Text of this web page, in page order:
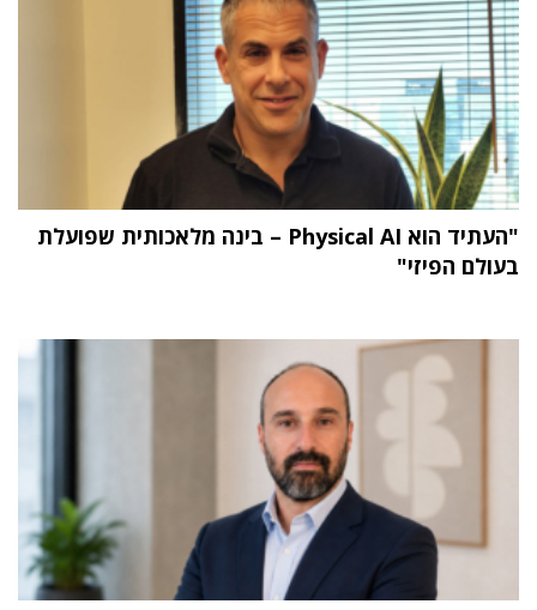
"העתיד הוא Physical AI – בינה מלאכותית שפועלת
בעולם הפיזי"